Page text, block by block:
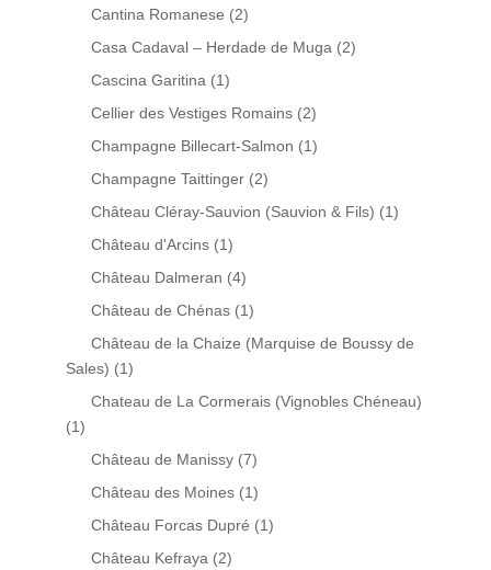
Cantina Romanese (2)
Casa Cadaval – Herdade de Muga (2)
Cascina Garitina (1)
Cellier des Vestiges Romains (2)
Champagne Billecart-Salmon (1)
Champagne Taittinger (2)
Château Cléray-Sauvion (Sauvion & Fils) (1)
Château d'Arcins (1)
Château Dalmeran (4)
Château de Chénas (1)
Château de la Chaize (Marquise de Boussy de
Sales) (1)
Chateau de La Cormerais (Vignobles Chéneau)
(1)
Château de Manissy (7)
Château des Moines (1)
Château Forcas Dupré (1)
Château Kefraya (2)